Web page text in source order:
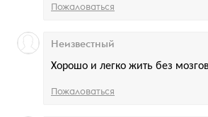
Пожаловаться
Хорошо и легко жить без
Неизвестный
Пожаловаться